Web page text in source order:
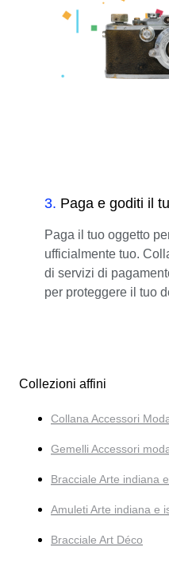
3. Paga e goditi il
Paga il tuo oggetto
ufficialmente tuo.
di servizi di
per proteggere il tuo
Collezioni affini
Collana Accessori
Gemelli Accessori
Bracciale Arte indiana
Amuleti Arte indiana e
Bracciale Art Déco